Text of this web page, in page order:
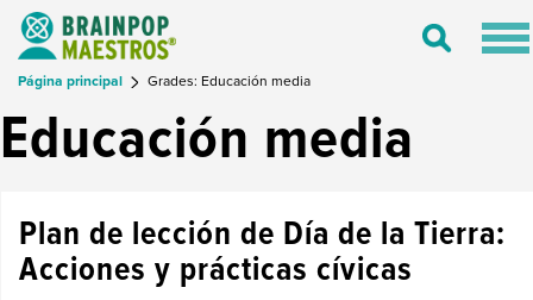
Toggle
Página principal Grades: Educación media
Educación media
Plan de lección de Día de la Tierra:
Acciones y prácticas cívicas